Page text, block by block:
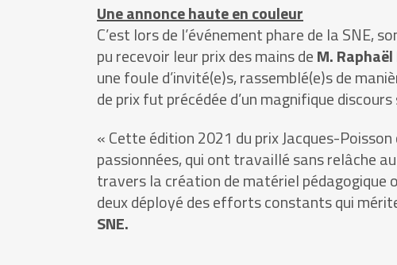
Une annonce haute en couleur
C’est lors de l’événement phare de la SNE,
pu recevoir leur prix des mains deM.
une foule d’invité(e)s, rassemblé(e)s de
de prix fut précédée d’un magnifique
« Cette édition 2021 du prix Jacques-
passionnées, qui ont travaillé sans relâche
travers la création de matériel pédagogique
deux déployé des efforts constants qui
SNE.